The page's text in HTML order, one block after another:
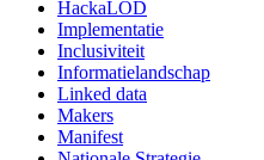
HackaLOD
Implementatie
Inclusiviteit
Informatielandschap
Linked data
Makers
Manifest